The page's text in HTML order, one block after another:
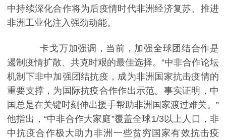
中持续深化合作将为后疫情时代非洲经济复苏、推进
非洲工业化注入强劲动能。
卡戈万加强调，当前，加强全球团结合作是
遏制疫情扩散、共克时艰的最佳选择。 “中非合作论坛
机制下非中加强团结抗疫，成为非洲国家抗击疫情的
重要支撑，为国际抗疫合作作出示范。事实证明，中
国总是在关键时刻伸出援手帮助非洲国家渡过难关。”
他指出，“中非合作大家庭”覆盖全球1/3以上人口，非
中抗疫合作极大助力非洲一些贫穷国家有效抗击疫